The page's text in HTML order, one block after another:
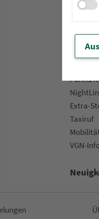
App
Park &
Extra-
Taxiruf
VGN-